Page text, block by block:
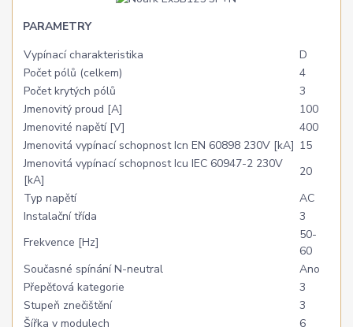
PARAMETRY
Vypínací charakteristika
D
Počet pólů (celkem)
4
Počet krytých pólů
3
Jmenovitý proud [A]
100
Jmenovité napětí [V]
400
Jmenovitá vypínací schopnost Icn EN 60898 230V [kA] 15
Jmenovitá vypínací schopnost Icu IEC 60947-2 230V
[kA]
20
Typ napětí
AC
Instalační třída
3
Frekvence [Hz]
50-
60
Současné spínání N-neutral
Ano
Přepěťová kategorie
3
Stupeň znečištění
3
Šířka v modulech
6